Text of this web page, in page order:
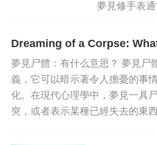
夢見修手表
你現在有一
改變自己的
Dreaming of a Corpse:
夢見尸體：有什么意思？ 夢見尸
義，它可以暗示著令人擔憂的事
化。在現代心理學中，夢見一具
突，或者表示某種已經失去的東